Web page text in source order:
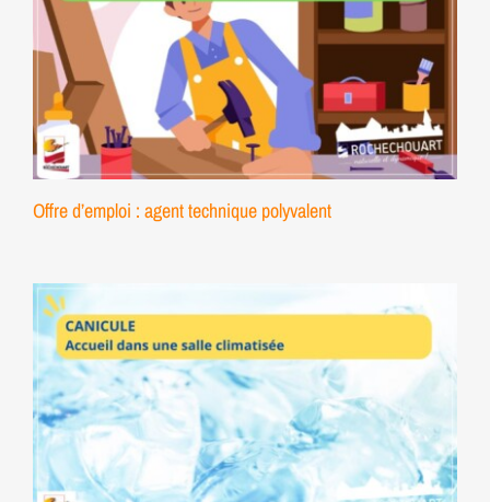
Offre d’emploi : agent technique polyvalent